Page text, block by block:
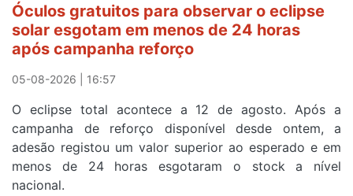
a
meta
em
Sintra
primeira
etapa
da
87ª
Volta
Óculos gratuitos para observar o eclipse
solar esgotam em menos de 24 horas
após campanha reforço
05-08-2026 | 16:57
O eclipse total acontece a 12 de agosto. Após a
campanha de reforço disponível desde ontem, a
adesão registou um valor superior ao esperado e em
menos de 24 horas esgotaram o stock a nível
nacional.